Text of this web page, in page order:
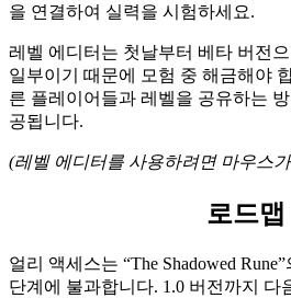
을 연결하여 실력을 시험하세요.
레벨 에디터는 첫날부터 베타 버전
일부이기 때문에 모험 중 해금해야
른 플레이어들과 레벨을 공유하는
공됩니다.
(레벨 에디터를 사용하려면 마우스
로드맵
얼리 액세스는 “The Shadowed
단계에 불과합니다. 1.0 버전까지 다